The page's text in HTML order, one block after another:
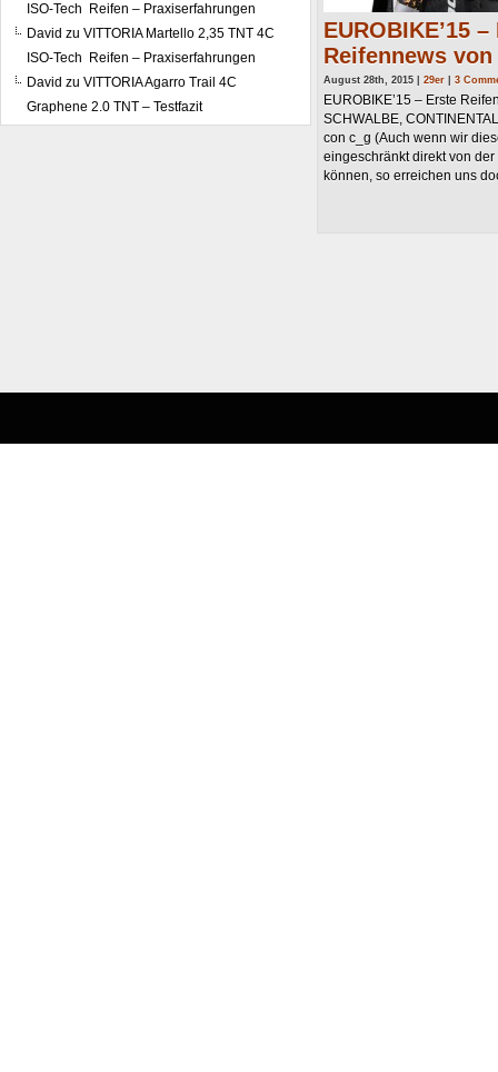
ISO-Tech Reifen – Praxiserfahrungen
David zu VITTORIA Martello 2,35 TNT 4C
ISO-Tech Reifen – Praxiserfahrungen
David zu VITTORIA Agarro Trail 4C
Graphene 2.0 TNT – Testfazit
EUROBIKE’15
Reifennews von
August 28th, 2015 | 29er 3
EUROBIKE’15 – Erste
SCHWALBE,
con c_g (Auch wenn wir
eingeschränkt direkt von
können, so erreichen uns